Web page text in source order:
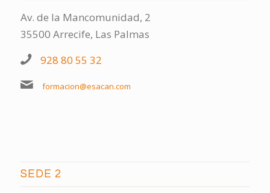
Av. de la Mancomunidad, 2
35500 Arrecife, Las Palmas
928 80 55 32
formacion@esacan.com
SEDE 2